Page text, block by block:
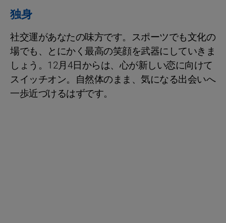
独身
社交運があなたの味方です。スポーツでも文化の
場でも、とにかく最高の笑顔を武器にしていきま
しょう。12月4日からは、心が新しい恋に向けて
スイッチオン。自然体のまま、気になる出会いへ
一歩近づけるはずです。